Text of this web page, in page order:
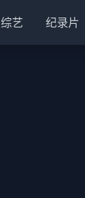
综艺 纪录片